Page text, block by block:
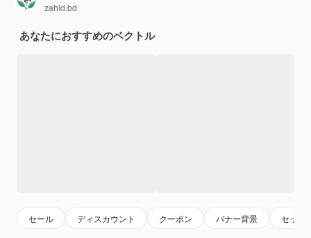
zahid.bd
あなたにおすすめのベクトル
セール ディスカウント クーポン バナー背景 セット